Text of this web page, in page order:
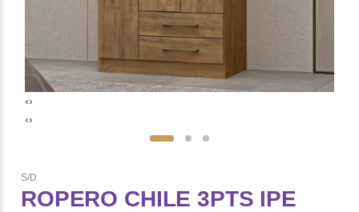
‹›
‹›
S/D
ROPERO CHILE 3PTS IPE